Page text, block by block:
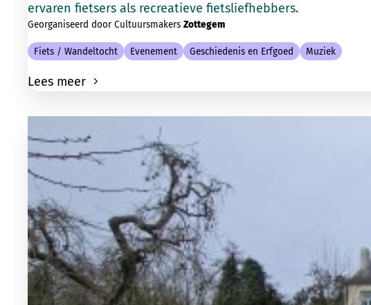
ervaren fietsers als recreatieve fietsliefhebbers.
Georganiseerd door Cultuursmakers Zottegem
Fiets / Wandeltocht Evenement Geschiedenis en Erfgoed Muziek
Lees meer